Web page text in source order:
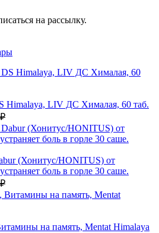
на рассылку.
Himalaya, LIV ДС Хималая, 60 таб.
(Хонитус/HONITUS) от
боль в горле 30 саше.
на память, Mentat Himalaya